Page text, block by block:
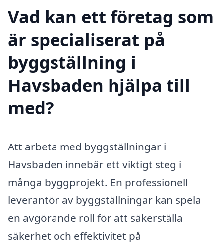
Vad kan ett företag som
är specialiserat på
byggställning i
Havsbaden hjälpa till
med?
Att arbeta med byggställningar i
Havsbaden innebär ett viktigt steg i
många byggprojekt. En professionell
leverantör av byggställningar kan spela
en avgörande roll för att säkerställa
säkerhet och effektivitet på